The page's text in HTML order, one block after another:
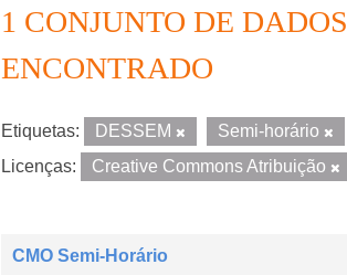
1 CONJUNTO DE DADOS
ENCONTRADO
Etiquetas: DESSEM Semi-horário
Licenças:
Creative Commons Atribuição
CMO Semi-Horário